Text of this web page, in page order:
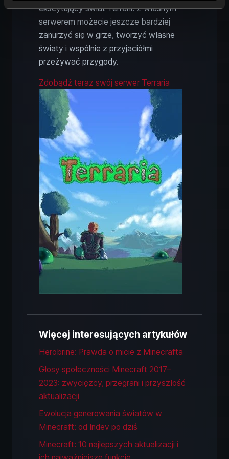
ekscytujący świat Terrarii. Z własnym
serwerem możecie jeszcze bardziej
zanurzyć się w grze, tworzyć własne
światy i wspólnie z przyjaciółmi
przeżywać przygody.
Zdobądź teraz swój serwer Terraria
Więcej interesujących artykułów
Herobrine: Prawda o micie z Minecrafta
Głosy społeczności Minecraft 2017–
2023: zwycięzcy, przegrani i przyszłość
aktualizacji
Ewolucja generowania światów w
Minecraft: od Indev po dziś
Minecraft: 10 najlepszych aktualizacji i